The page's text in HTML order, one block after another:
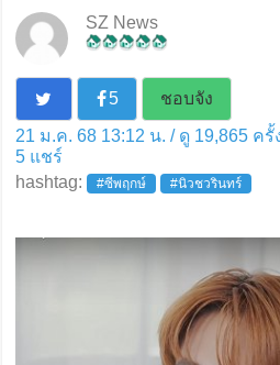
SZ News
5
ชอบจัง
21 ม.ค. 68 13:12 น. / ดู 19,865 ค
5แชร์
hashtag:
#ซีพฤกษ์ #นิวชวรินทร์